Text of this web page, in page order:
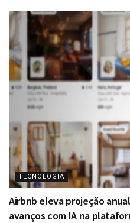
TECNOLOGIA
Airbnb eleva projeção
avanços com IA na